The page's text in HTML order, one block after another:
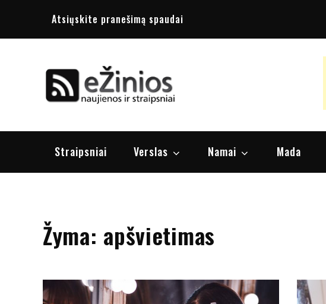
Atsiųskite pranešimą spaudai
Straipsniai Verslas Namai Mada
Žyma: apšvietimas